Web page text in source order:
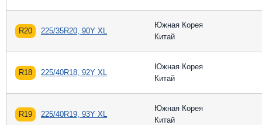
R20 225/35R20, 90Y XL
Южная Корея
Китай
R18 225/40R18, 92Y XL
Южная Корея
Китай
R19 225/40R19, 93Y XL
Южная Корея
Китай